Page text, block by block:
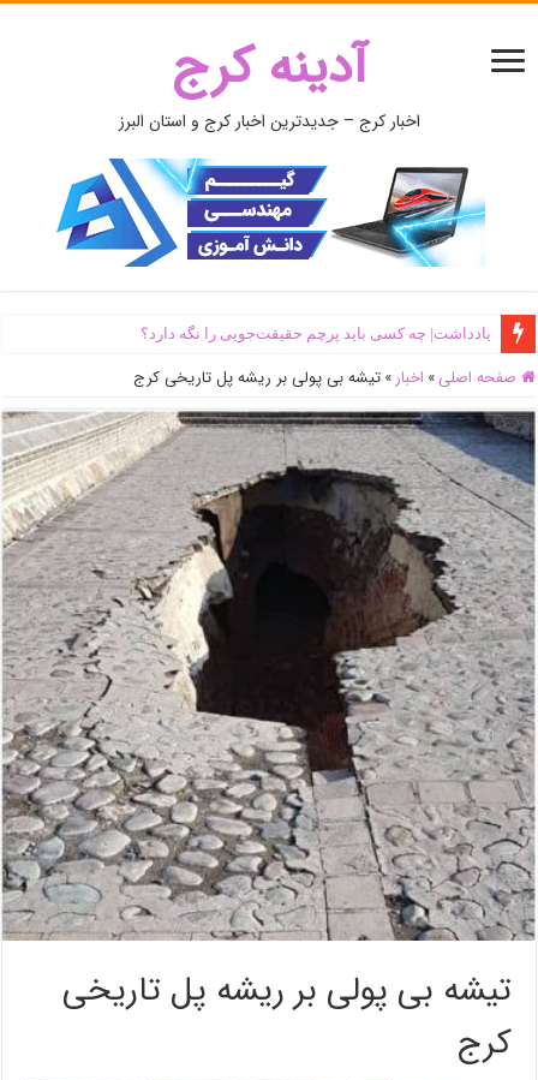
آدینه کرج
اخبار کرج – جدیدترین اخبار کرج و استان البرز
یادداشت| ‌چه کسی باید پرچم حقیقت‌جویی را نگه دارد؟
صفحه اصلی » اخبار » تیشه بی پولی بر ریشه پل تاریخی کرج
تیشه بی پولی بر ریشه پل تاریخی
کرج